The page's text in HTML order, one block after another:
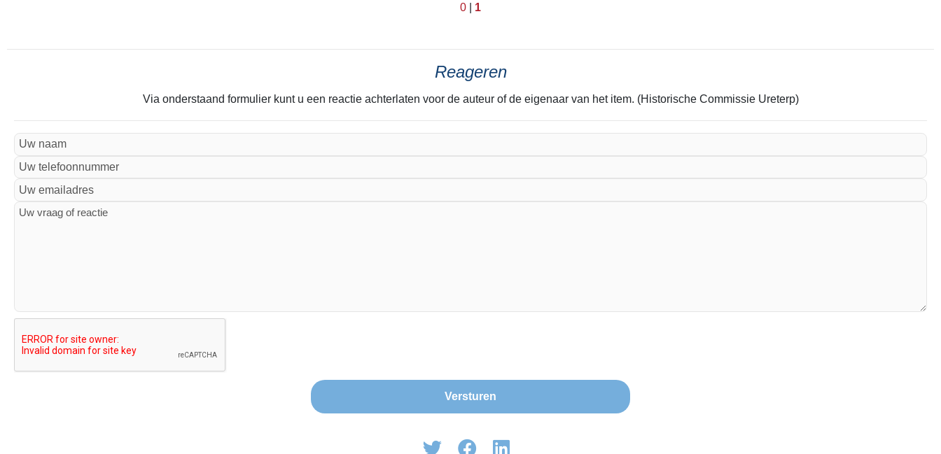
0 1
Reageren
Via onderstaand formulier kunt u een reactie achterlaten voor de auteur of de eigenaar van het item. (Historische Commissie Ureterp)